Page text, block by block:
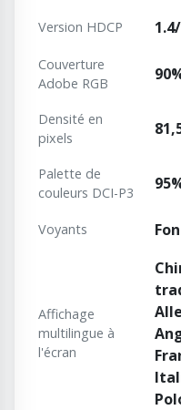
Version HDCP
Couverture
Adobe RGB
Densité en
pixels
Palette de
couleurs DCI-P3
Voyants
Affichage
multilingue à
l'écran